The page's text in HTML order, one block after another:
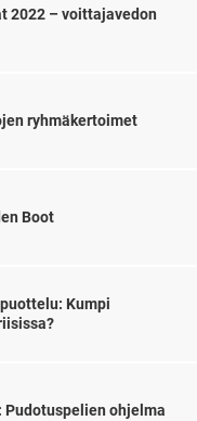
2022 – voittajavedon
ryhmäkertoimet
Boot
Kumpi
ohjelma